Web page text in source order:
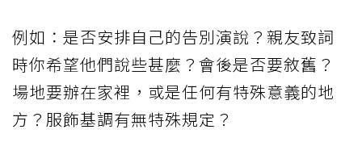
例如：是否安排自己的告別演說？親友致詞
時你希望他們說些甚麼？會後是否要敘舊？
場地要辦在家裡，或是任何有特殊意義的地
方？服飾基調有無特殊規定？